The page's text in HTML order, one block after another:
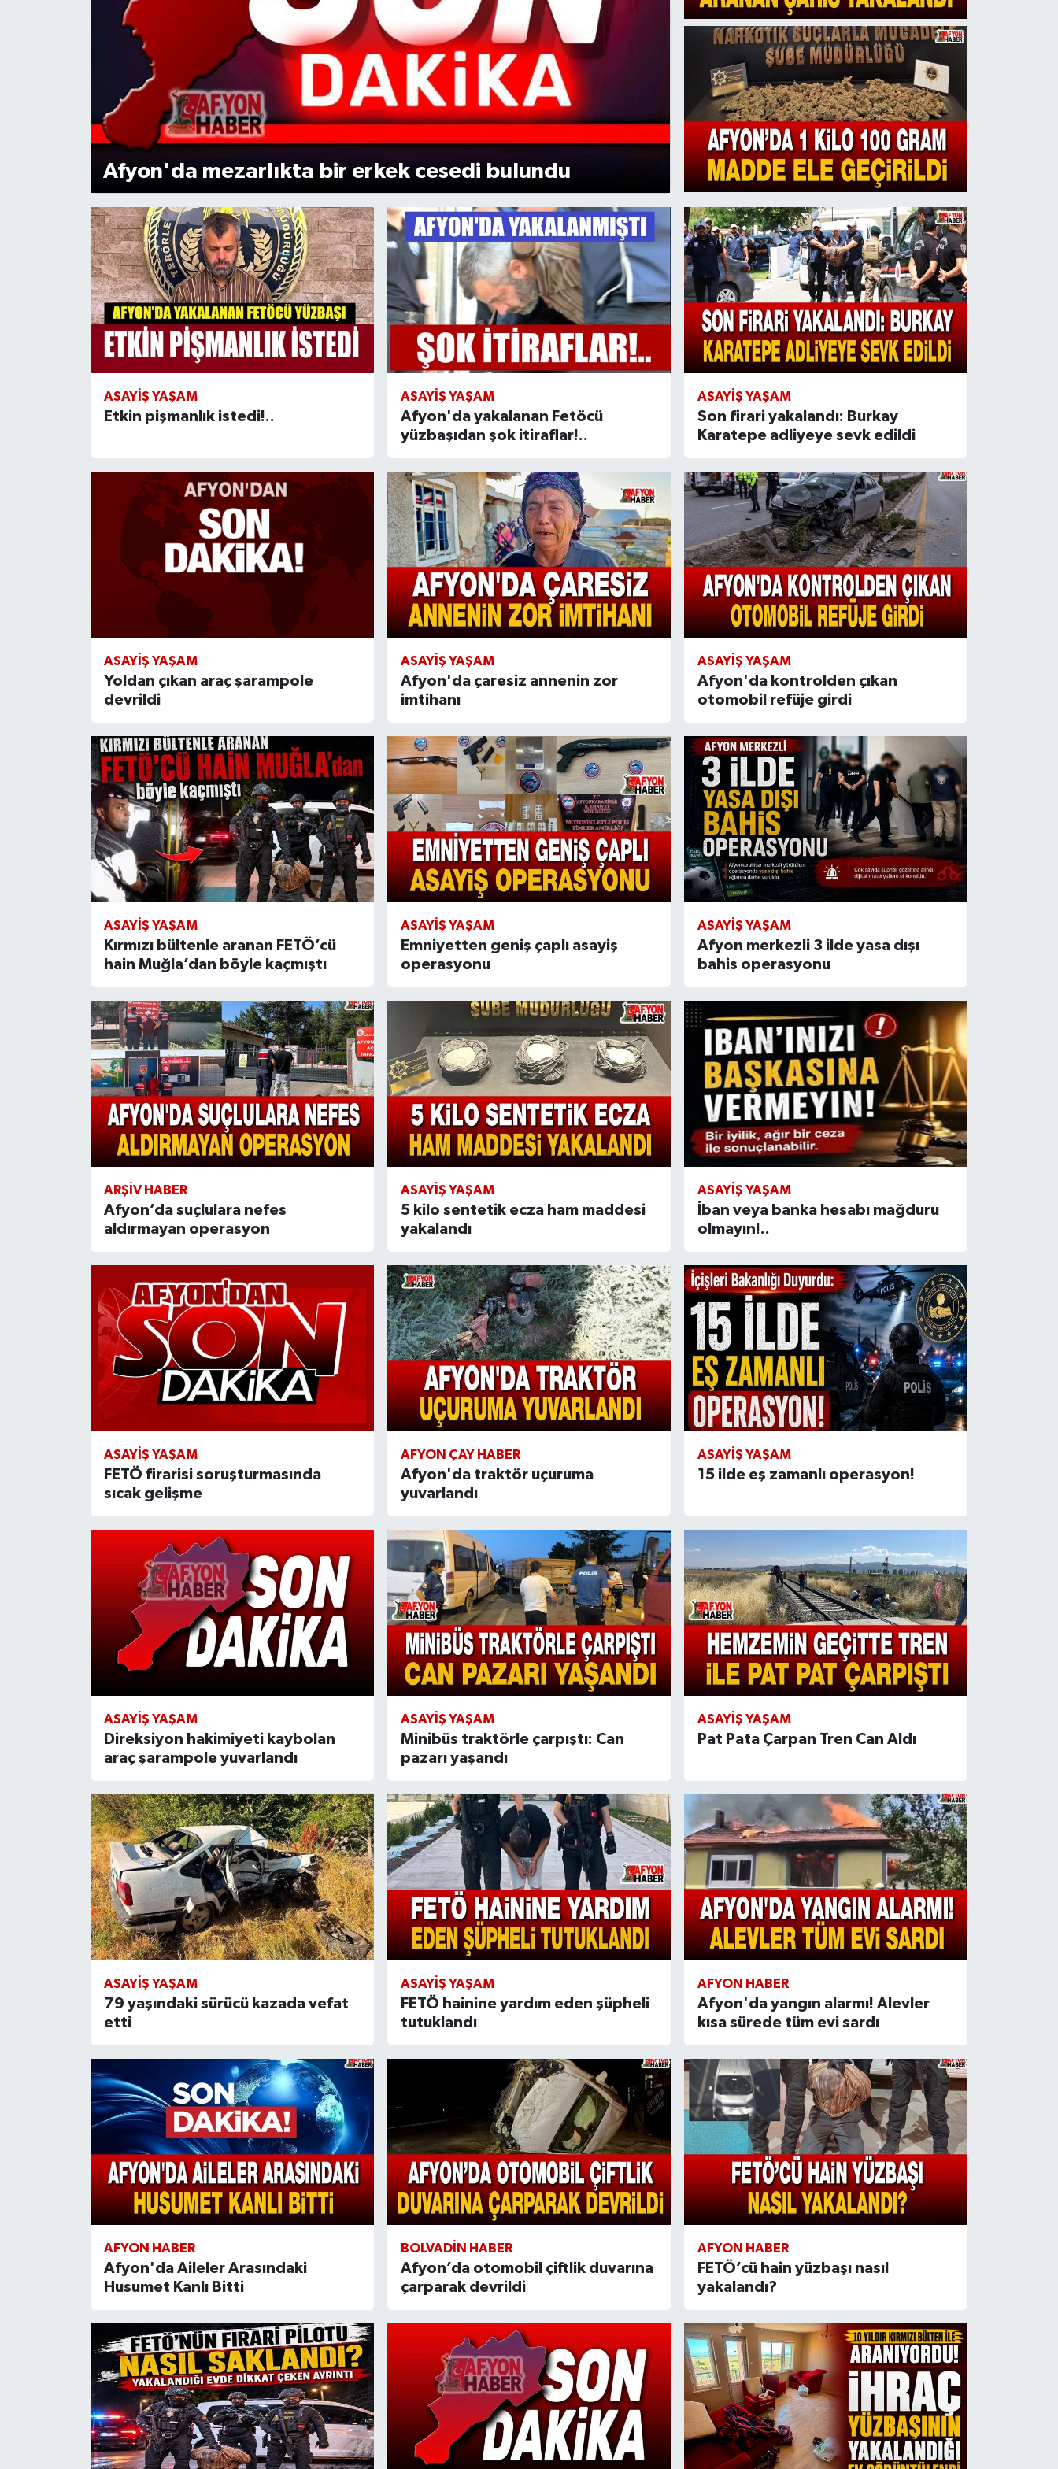
Afyon'da mezarlıkta bir erkek cesedi bulundu
ASAYIŞ YAŞAM
Etkin pişmanlık istedi!..
ASAYIŞ YAŞAM
Afyon'da yakalanan Fetöcü
yüzbaşıdan şok itiraflar!..
ASAYIŞ YAŞAM
Son firari yakalandı: Burkay
Karatepe adliyeye sevk edildi
ASAYIŞ YAŞAM
Yoldan çıkan araç şarampole
devrildi
ASAYIŞ YAŞAM
Afyon'da çaresiz annenin zor
imtihanı
ASAYIŞ YAŞAM
Afyon'da kontrolden çıkan
otomobil refüje girdi
ASAYIŞ YAŞAM
Kırmızı bültenle aranan FETÖ’cü
hain Muğla’dan böyle kaçmıştı
ASAYIŞ YAŞAM
Emniyetten geniş çaplı asayiş
operasyonu
ASAYIŞ YAŞAM
Afyon merkezli 3 ilde yasa dışı
bahis operasyonu
ARŞIV HABER
Afyon’da suçlulara nefes
aldırmayan operasyon
ASAYIŞ YAŞAM
5 kilo sentetik ecza ham maddesi
yakalandı
ASAYIŞ YAŞAM
İban veya banka hesabı mağduru
olmayın!..
ASAYIŞ YAŞAM
FETÖ firarisi soruşturmasında
sıcak gelişme
AFYON ÇAY HABER
Afyon'da traktör uçuruma
yuvarlandı
ASAYIŞ YAŞAM
15 ilde eş zamanlı operasyon!
ASAYIŞ YAŞAM
Direksiyon hakimiyeti kaybolan
araç şarampole yuvarlandı
ASAYIŞ YAŞAM
Minibüs traktörle çarpıştı: Can
pazarı yaşandı
ASAYIŞ YAŞAM
Pat Pata Çarpan Tren Can Aldı
ASAYIŞ YAŞAM
79 yaşındaki sürücü kazada vefat
etti
ASAYIŞ YAŞAM
FETÖ hainine yardım eden şüpheli
tutuklandı
AFYON HABER
Afyon'da yangın alarmı! Alevler
kısa sürede tüm evi sardı
AFYON HABER
Afyon'da Aileler Arasındaki
Husumet Kanlı Bitti
BOLVADIN HABER
Afyon’da otomobil çiftlik duvarına
çarparak devrildi
AFYON HABER
FETÖ’cü hain yüzbaşı nasıl
yakalandı?